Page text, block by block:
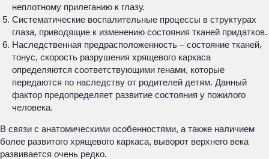
неплотному прилеганию к глазу.
Систематические воспалительные процессы в структурах
глаза, приводящие к изменению состояния тканей придатков.
Наследственная предрасположенность – состояние тканей,
тонус, скорость разрушения хрящевого каркаса
определяются соответствующими генами, которые
передаются по наследству от родителей детям. Данный
фактор предопределяет развитие состояния у пожилого
человека.
В связи с анатомическими особенностями, а также наличием
более развитого хрящевого каркаса, выворот верхнего века
развивается очень редко.